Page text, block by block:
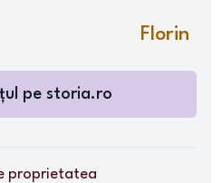
Florin
pe storia.ro
proprietatea